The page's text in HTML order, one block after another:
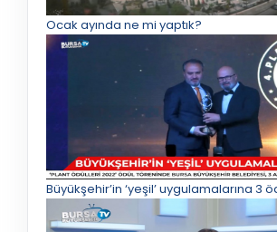
Ocak ayında ne mi yaptık?
Büyükşehir’in ‘yeşil’ uygulamalarına 3